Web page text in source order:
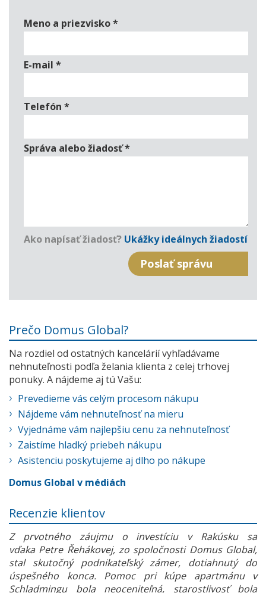
Meno a priezvisko*
E-mail *
Telefón *
Správa alebo žiadosť*
Ako napísať žiadosť? Ukážky ideálnych žiadostí
Prečo Domus Global?
Na rozdiel od ostatných kancelárií vyhľadávame
nehnuteľnosti podľa želania klienta z celej trhovej
ponuky. A nájdeme aj tú Vašu:
Prevedieme vás celým procesom nákupu
Nájdeme vám nehnuteľnosť na mieru
Vyjednáme vám najlepšiu cenu za nehnuteľnosť
Zaistíme hladký priebeh nákupu
Asistenciu poskytujeme aj dlho po nákupe
Domus Global v médiách
Recenzie klientov
Z prvotného záujmu o investíciu v Rakúsku sa
vďaka Petre Řehákovej, zo spoločnosti Domus Global,
stal skutočný podnikateľský zámer, dotiahnutý do
úspešného konca. Pomoc pri kúpe apartmánu v
Schladmingu bola neoceniteľná, starostlivosť bola